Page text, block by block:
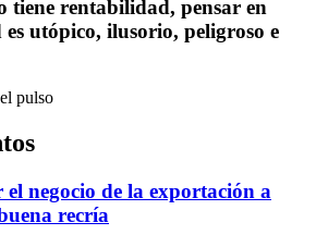
tiene rentabilidad, pensar en
utópico, ilusorio, peligroso e
el pulso
negocio de la exportación a
recría